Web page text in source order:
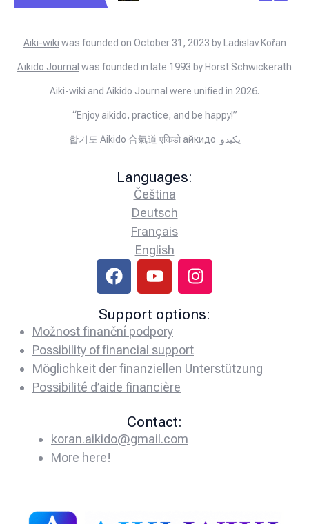
Aiki-wiki was founded on October 31, 2023 by Ladislav Kořan
Aïkido Journal was founded in late 1993 by Horst Schwickerath
Aiki-wiki and Aikido Journal were unified in 2026.
“Enjoy aikido, practice, and be happy!”
합기도 Aikido 合氣道 एकिडो айкидо يكيدو
Languages:
Čeština
Deutsch
Français
English
Support options:
Možnost finanční podpory
Possibility of financial support
Möglichkeit der finanziellen Unterstützung
Possibilité d’aide financière
Contact:
koran.aikido@gmail.com
More here!